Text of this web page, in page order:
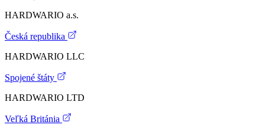
HARDWARIO a.s.
Česká republika
HARDWARIO LLC
Spojené štáty
HARDWARIO LTD
Veľká Británia